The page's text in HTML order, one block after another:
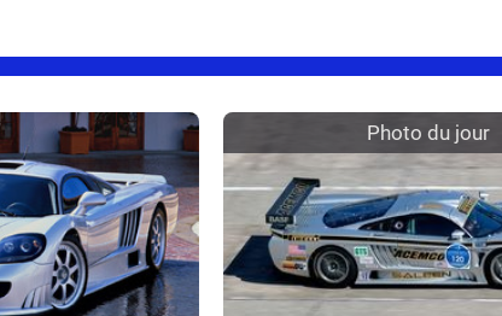
Photo du jour